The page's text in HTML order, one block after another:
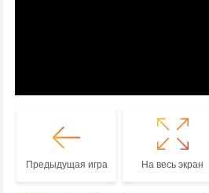
Предыдущая игра На весь экран